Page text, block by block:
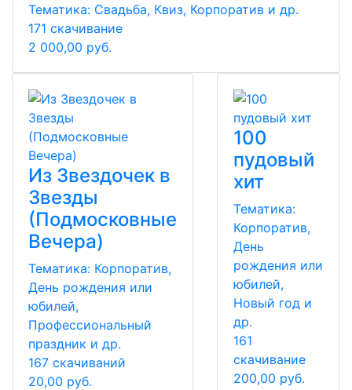
Тематика: Свадьба, Квиз, Корпоратив и др.
171 скачивание
2 000,00 руб.
Из Звездочек в
Звезды
(Подмосковные
Вечера)
Тематика: Корпоратив,
День рождения или
юбилей,
Профессиональный
праздник и др.
167 скачиваний
20,00 руб.
100
пудовый
хит
Тематика:
Корпоратив,
День
рождения или
юбилей,
Новый год и
др.
161
скачивание
200,00 руб.